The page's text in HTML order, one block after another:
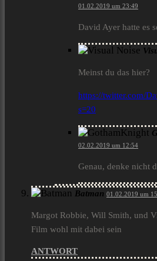
01.02.2019 um 23:49
David Ayer hatte es
Meinst du das hier?
https://twitter.com/
s=20
02.02.2019 um 12:54
Genau, denke nicht
Batman 01.02.2019 um
Margot Robbie, Will Smith, und
Film wohl mit dabei sein
ANTWORT